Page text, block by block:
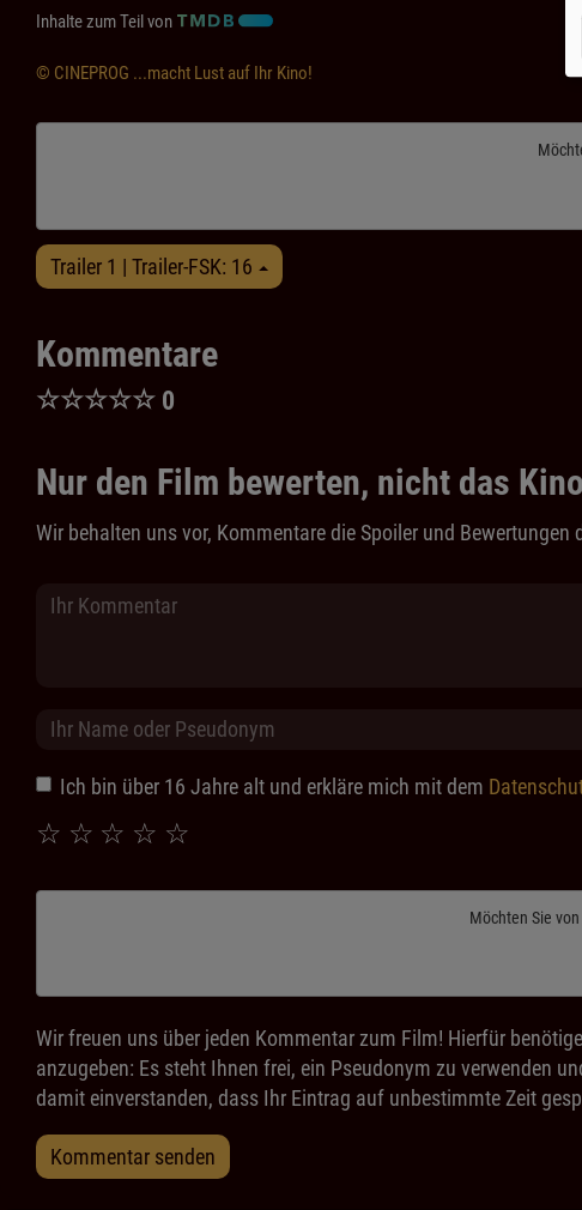
Inhalte zum Teil von
© CINEPROG ...macht Lust auf Ihr Kino!
Trailer 1 | Trailer-FSK: 16
Kommentare
☆☆☆☆☆ 0
Nur den Film bewerten, nicht das
Wir behalten uns vor, Kommentare die Spoiler und Bewertungen
Ich bin über 16 Jahre alt und erkläre mich mit dem
☆
☆
☆
☆
☆
Möchten Sie von
Wir freuen uns über jeden Kommentar zum Film! Hierfür
anzugeben: Es steht Ihnen frei, ein Pseudonym zu verwenden
damit einverstanden, dass Ihr Eintrag auf unbestimmte Zeit
Kommentar senden